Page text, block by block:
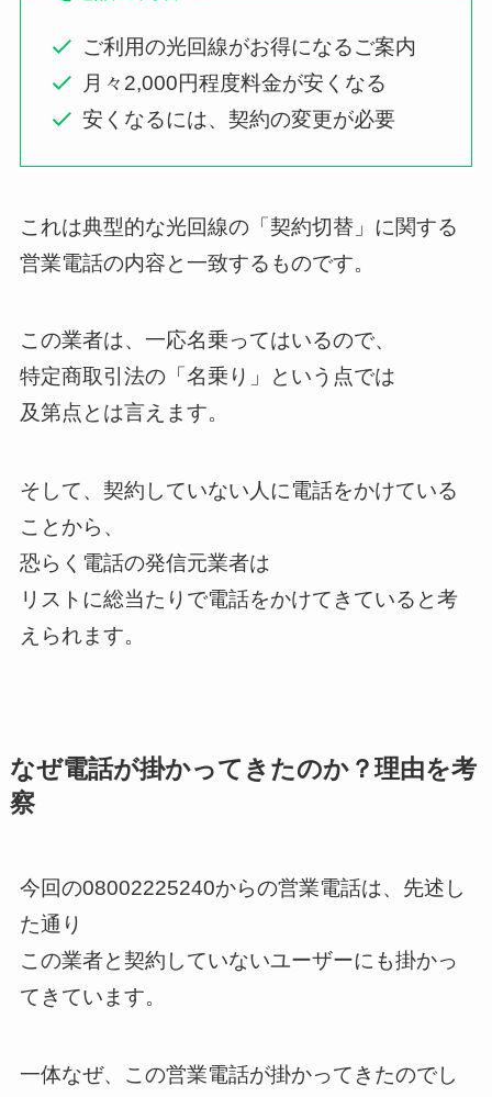
ご利用の光回線がお得になるご案内
月々2,000円程度料金が安くなる
安くなるには、契約の変更が必要
これは典型的な光回線の「契約切替」に関する
営業電話の内容と一致するものです。
この業者は、一応名乗ってはいるので、
特定商取引法の「名乗り」という点では
及第点とは言えます。
そして、契約していない人に電話をかけている
ことから、
恐らく電話の発信元業者は
リストに総当たりで電話をかけてきていると考
えられます。
なぜ電話が掛かってきたのか？理由を考
察
今回の08002225240からの営業電話は、先述し
た通り
この業者と契約していないユーザーにも掛かっ
てきています。
一体なぜ、この営業電話が掛かってきたのでし